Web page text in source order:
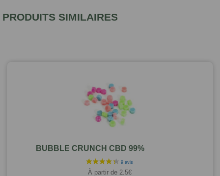
PRODUITS SIMILAIRES
BUBBLE CRUNCH CBD 99%
À partir de2.5€